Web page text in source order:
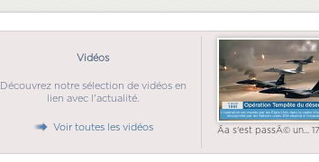
Vidéos
Découvrez notre sélection de vidéos en
lien avec l'actualité.
Voir toutes les vidéos Ãa s'est passÃ© un...